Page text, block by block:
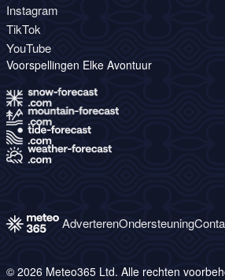
Instagram
TikTok
YouTube
Voorspellingen Elke Avontuur
AdverterenOndersteuning
© 2026 Meteo365 Ltd. Alle rechten